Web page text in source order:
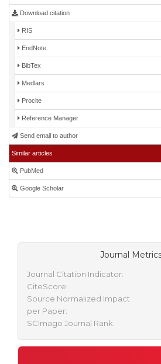
Download citation
RIS
EndNote
BibTex
Medlars
Procite
Reference Manager
Send email to author
Similar articles
PubMed
Google Scholar
Journal
Journal Citation Indicator:
CiteScore:
Source Normalized Impact
per Paper:
SCImago Journal Rank: